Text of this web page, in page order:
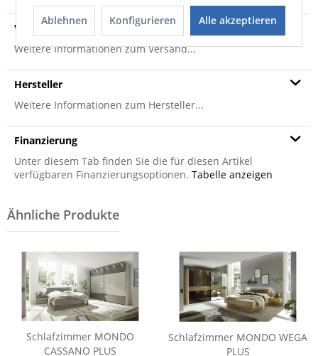
Versandinfo
Weitere Informationen zum Versand...
Hersteller
Weitere Informationen zum Hersteller...
Finanzierung
Unter diesem Tab finden Sie die für diesen Artikel
verfügbaren Finanzierungsoptionen. Tabelle anzeigen
Ablehnen Konfigurieren Alle akzeptieren